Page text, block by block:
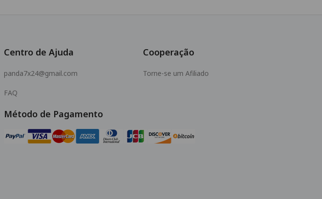
Centro de Ajuda
panda7x24@gmail.com
FAQ
Cooperação
Torne-se um Afiliado
Método de Pagamento